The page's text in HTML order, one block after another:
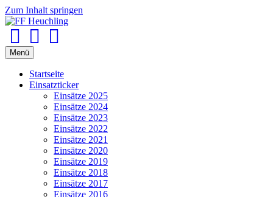
Zum Inhalt springen
Menü
Startseite
Einsatzticker
Einsätze 2025
Einsätze 2024
Einsätze 2023
Einsätze 2022
Einsätze 2021
Einsätze 2020
Einsätze 2019
Einsätze 2018
Einsätze 2017
Einsätze 2016